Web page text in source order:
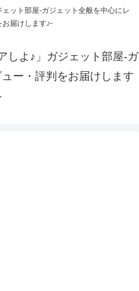
ット部屋-ガジェット全般を中心にレ
お届けします♪-
しよ♪」ガジェット部屋-ガ
ー・評判をお届けします